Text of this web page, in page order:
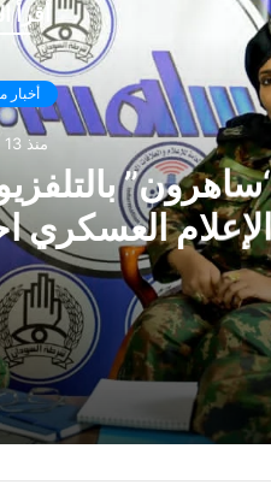
أقرأ
أخبار
منذ 13 ساعة
العسكري
بالتلفزيون القومي يستضيف مدير